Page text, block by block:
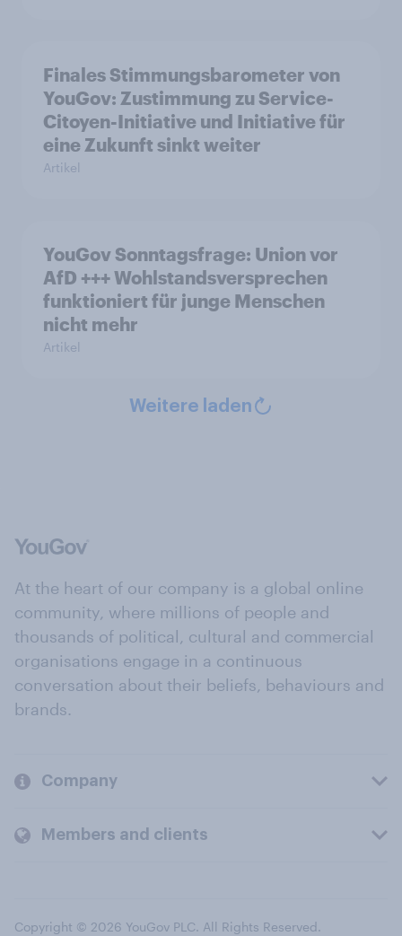
Finales Stimmungsbarometer von
YouGov: Zustimmung zu Service-
Citoyen-Initiative und Initiative für
eine Zukunft sinkt weiter
Artikel
YouGov Sonntagsfrage: Union vor
AfD +++ Wohlstandsversprechen
funktioniert für junge Menschen
nicht mehr
Artikel
Weitere laden
At the heart of our company is a global online
community, where millions of people and
thousands of political, cultural and commercial
organisations engage in a continuous
conversation about their beliefs, behaviours and
brands.
Company
Members and clients
Copyright © 2026 YouGov PLC. All Rights Reserved.